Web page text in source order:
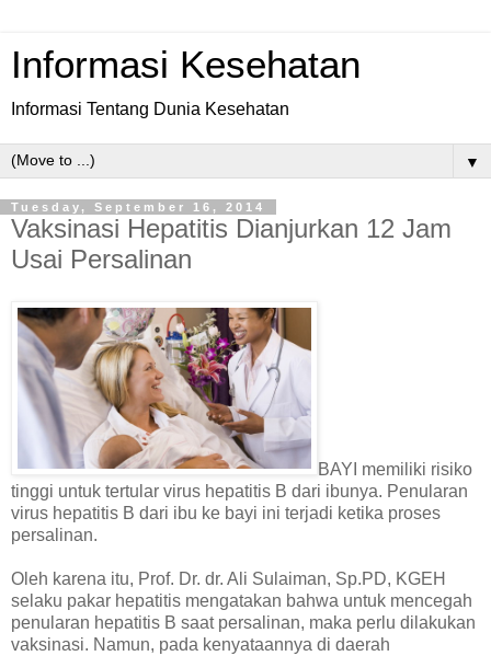
Informasi Kesehatan
Informasi Tentang Dunia Kesehatan
▼
Tuesday, September 16, 2014
Vaksinasi Hepatitis Dianjurkan 12 Jam
Usai Persalinan
BAYI memiliki risiko
tinggi untuk tertular virus hepatitis B dari ibunya. Penularan
virus hepatitis B dari ibu ke bayi ini terjadi ketika proses
persalinan.
Oleh karena itu, Prof. Dr. dr. Ali Sulaiman, Sp.PD, KGEH
selaku pakar hepatitis mengatakan bahwa untuk mencegah
penularan hepatitis B saat persalinan, maka perlu dilakukan
vaksinasi. Namun, pada kenyataannya di daerah